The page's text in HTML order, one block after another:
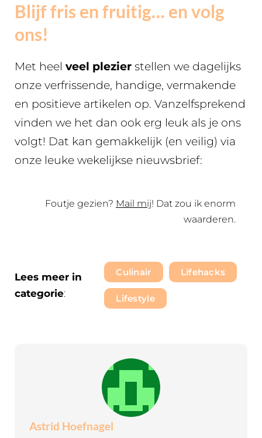
Blijf fris en fruitig… en volg
ons!
Met heel veel plezier stellen we dagelijks
onze verfrissende, handige, vermakende
en positieve artikelen op. Vanzelfsprekend
vinden we het dan ook erg leuk als je ons
volgt! Dat kan gemakkelijk (en veilig) via
onze leuke wekelijkse nieuwsbrief:
Foutje gezien? Mail mij! Dat zou ik enorm
waarderen.
Lees meer in
categorie:
Culinair Lifehacks
Lifestyle
Astrid Hoefnagel